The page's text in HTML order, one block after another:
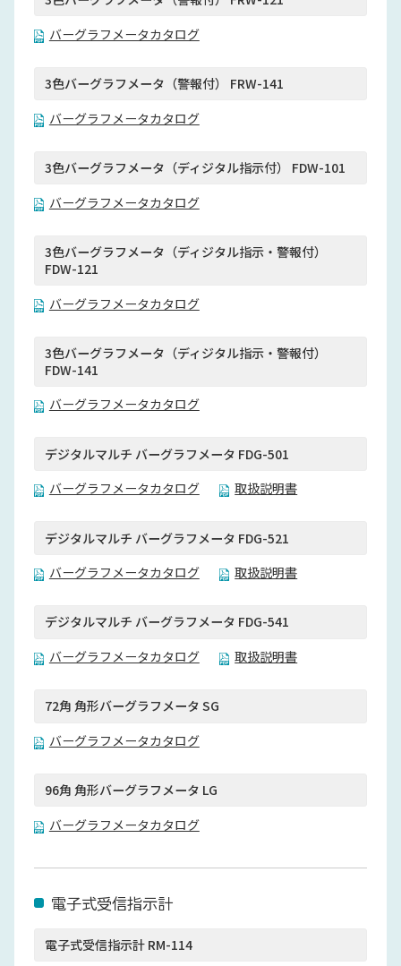
バーグラフメータカタログ
3色バーグラフメータ（警報付） FRW-141
バーグラフメータカタログ
3色バーグラフメータ（ディジタル指示付） FDW-101
バーグラフメータカタログ
3色バーグラフメータ（ディジタル指示・警報付）
FDW-121
バーグラフメータカタログ
3色バーグラフメータ（ディジタル指示・警報付）
FDW-141
バーグラフメータカタログ
デジタルマルチ バーグラフメータ FDG-501
バーグラフメータカタログ
取扱説明書
デジタルマルチ バーグラフメータ FDG-521
バーグラフメータカタログ
取扱説明書
デジタルマルチ バーグラフメータ FDG-541
バーグラフメータカタログ
取扱説明書
72角 角形バーグラフメータ SG
バーグラフメータカタログ
96角 角形バーグラフメータ LG
バーグラフメータカタログ
電子式受信指示計
電子式受信指示計 RM-114